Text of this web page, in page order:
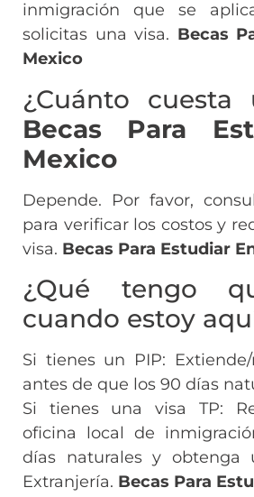
inmigración que se
solicitas una visa. Becas
Mexico
¿Cuánto cuesta
Becas Para
Mexico
Depende. Por favor,
para verificar los costos y
visa. Becas Para Estudiar
¿Qué tengo
cuando estoy
Si tienes un PIP:
antes de que los 90 días
Si tienes una visa TP:
oficina local de
días naturales y obtenga
Extranjería. Becas Para